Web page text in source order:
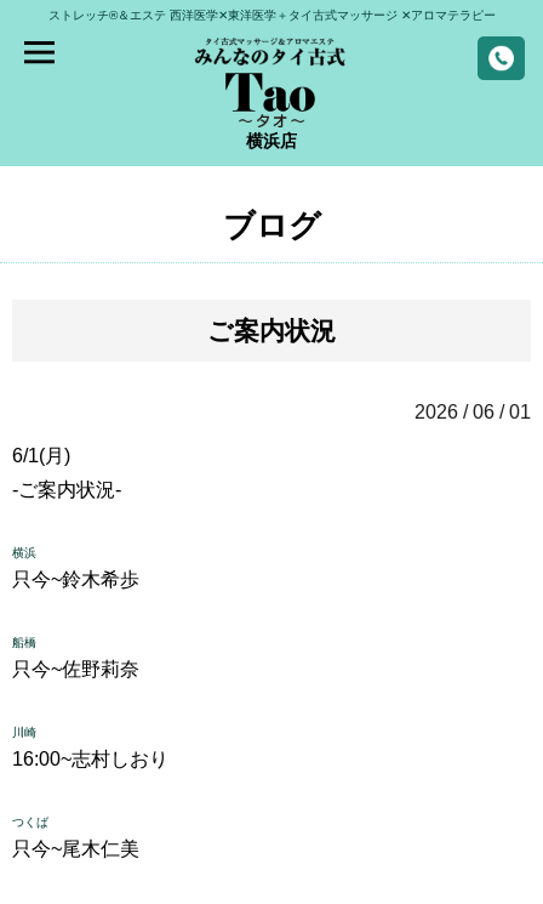
ストレッチ®＆エステ 西洋医学✕東洋医学＋タイ古式マッサージ ✕アロマテラピー
横浜店
ブログ
ご案内状況
2026 / 06 / 01
6/1(月)
-ご案内状況-
横浜
只今~鈴木希歩
船橋
只今~佐野莉奈
川崎
16:00~志村しおり
つくば
只今~尾木仁美